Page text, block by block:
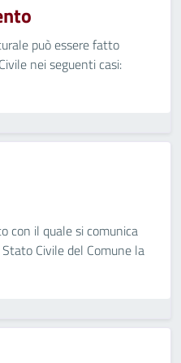
può essere fatto
nei seguenti casi:
con il quale si comunica
Civile del Comune la